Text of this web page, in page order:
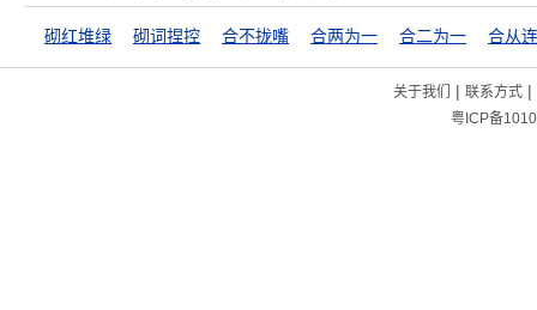
砌红堆绿 砌词捏控 合不拢嘴 合两为一 合二为一 合从
关于我们 | 联系方式|
粤ICP备